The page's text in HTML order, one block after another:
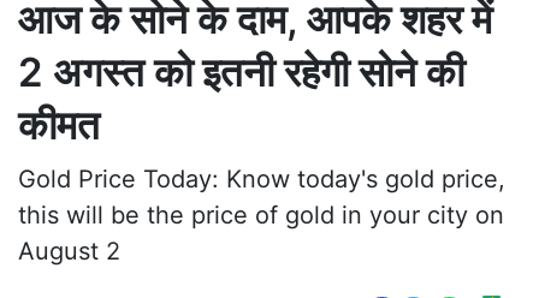
आज के सोने के दाम, आपके शहर में
2 अगस्त को इतनी रहेगी सोने की
कीमत
Gold Price Today: Know today's gold price,
this will be the price of gold in your city on
August 2